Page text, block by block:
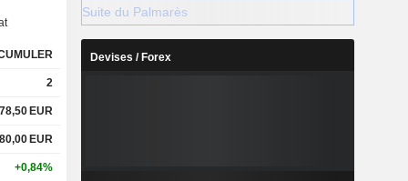
2
EUR
EUR
+0,84%
Suite du Palmarès
Devises / Forex